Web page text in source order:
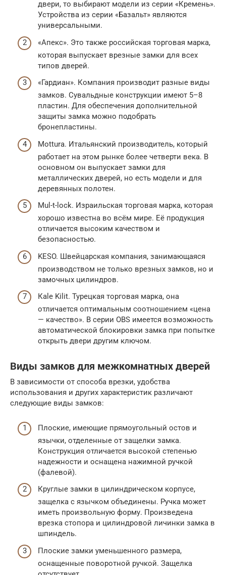
двери, то выбирают модели из серии «Кремень».
Устройства из серии «Базальт» являются
универсальными.
«Апекс». Это также российская торговая марка,
которая выпускает врезные замки для всех
типов дверей.
«Гардиан». Компания производит разные виды
замков. Сувальдные конструкции имеют 5–8
пластин. Для обеспечения дополнительной
защиты замка можно подобрать
бронепластины.
Mottura. Итальянский производитель, который
работает на этом рынке более четверти века. В
основном он выпускает замки для
металлических дверей, но есть модели и для
деревянных полотен.
Mul-t-lock. Израильская торговая марка, которая
хорошо известна во всём мире. Её продукция
отличается высоким качеством и
безопасностью.
KESO. Швейцарская компания, занимающаяся
производством не только врезных замков, но и
замочных цилиндров.
Кale Kilit. Турецкая торговая марка, она
отличается оптимальным соотношением «цена
— качество». В серии OBS имеется возможность
автоматической блокировки замка при попытке
открыть двери другим ключом.
Виды замков для межкомнатных дверей
В зависимости от способа врезки, удобства
использования и других характеристик различают
следующие виды замков:
Плоские, имеющие прямоугольный остов и
язычки, отделенные от защелки замка.
Конструкция отличается высокой степенью
надежности и оснащена нажимной ручкой
(фалевой).
Круглые замки в цилиндрическом корпусе,
защелка с язычком объединены. Ручка может
иметь произвольную форму. Произведена
врезка стопора и цилиндровой личинки замка в
шпиндель.
Плоские замки уменьшенного размера,
оснащенные поворотной ручкой. Защелка